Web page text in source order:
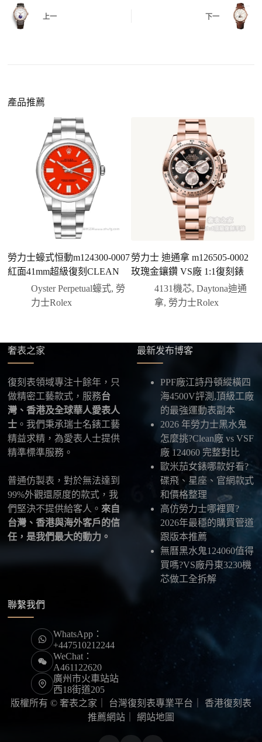
給您確認，確定沒有問題後才會安排出貨。
請先透過網站上的聯繫方式與我們取得聯繫，將您感
們會先幫您確認版本與實際價格。
二、確認款式與價格
客服會與您確認品牌、尺寸、顏色、配件等細節，如
有現貨會直接幫您預留；若需要排單，我們也會事先
說明大約出貨時間。
三、安排付款方式
您可以選擇先付少量訂金預留貨品，餘款在出貨
前或收到實拍照片後再支付；也可以一次性全額
付款，我們會在原有價格基礎上盡量幫您爭取更
方式，具體以當下說明為準。
四、填寫收件資料與出貨
供最新物流資訊與查件連結。
五、海外寄送說明
本店支援寄送至香港、澳門、台灣、欧美以及其他海
外地區，運費會依照目的地與物流方案另行報價，客
服在出貨前會跟您確認清楚。
最後：喜歡就別拖太久，有些熱門款現貨數量有
限，早一步確認，就能早一點戴上喜歡的腕錶。
：以原裝價格的十分之一即可享受相
同外觀與佩戴質感。
合日常通勤與旅行佩戴。
上一 下一
產品推薦
勞力士蠔式恒動m124300-0007
紅面41mm超級復刻CLEAN
Oyster Perpetual蠔式, 勞
力士Rolex
勞力士 迪通拿 m126505-0002
玫瑰金鑲鑽 VS廠 1:1復刻錶
4131機芯, Daytona迪通
拿, 勞力士Rolex
奢表之家
復刻表領域專注十餘年，只
做精密工藝款式，服務台
灣、香港及全球華人愛表人
士 。我們秉承瑞士名錶工藝
精益求精，為愛表人士提供
精準標準服務。
普通仿製表，對於無法達到
99%外觀還原度的款式，我
們堅決不提供給客人。 來自
台灣、香港與海外客戶的信
任，是我們最大的動力。
最新发布博客
PPF廠江詩丹頓縱橫四
海4500V評測,頂級工廠
的最強運動表副本
2026 年勞力士黑水鬼
怎麼挑?Clean廠 vs VSF
廠 124060 完整對比
歐米茄女錶哪款好看?
碟飛、星座、官網款式
和價格整理
高仿勞力士哪裡買?
2026年最穩的購買管道
跟版本推薦
無曆黑水鬼124060值得
買嗎?VS廠丹東3230機
芯做工全拆解
聯繫我們
WhatsApp：
+447510212244
WeChat：
A461122620
廣州市火車站站
西18街道205
版權所有 © 奢表之家｜ 台灣復刻表專業平台
香港復刻表
推薦網站｜ 網站地圖